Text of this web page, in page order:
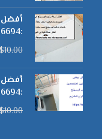
:0553996694
10.00
:0553996694
10.00